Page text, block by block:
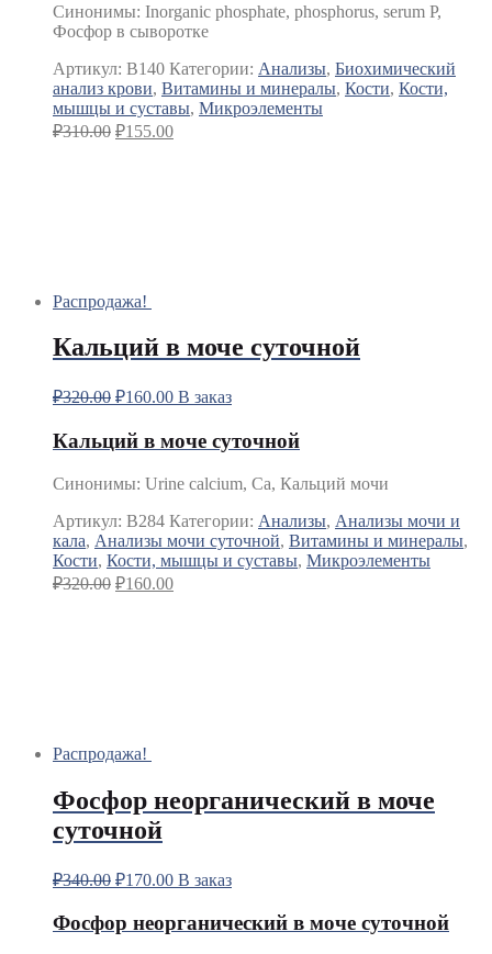
Синонимы: Inorganic phosphate, phosphorus, serum P,
Фосфор в сыворотке
Артикул: B140 Категории: Анализы, Биохимический
анализ крови, Витамины и минералы, Кости, Кости,
мышцы и суставы, Микроэлементы
₽310.00 ₽155.00
Распродажа!
Кальций в моче суточной
₽320.00 ₽160.00 В заказ
Кальций в моче суточной
Синонимы: Urine calcium, Ca, Кальций мочи
Артикул: B284 Категории: Анализы, Анализы мочи и
кала, Анализы мочи суточной, Витамины и минералы,
Кости, Кости, мышцы и суставы, Микроэлементы
₽320.00 ₽160.00
Распродажа!
Фосфор неорганический в моче
суточной
₽340.00 ₽170.00 В заказ
Фосфор неорганический в моче суточной